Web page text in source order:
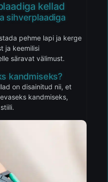
kellad
sihverplaadiga
pehme lapi ja kerge
ja keemilisi
säravat välimust.
kandmiseks?
on disainitud nii, et
kandmiseks,